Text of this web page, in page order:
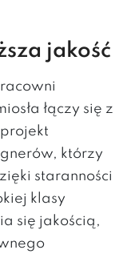
jakość
łączy się z
którzy
staranności
klasy
się jakością,